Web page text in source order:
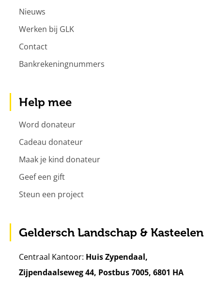
Nieuws
Werken bij GLK
Contact
Bankrekeningnummers
Help mee
Word donateur
Cadeau donateur
Maak je kind donateur
Geef een gift
Steun een project
Geldersch Landschap & Kasteelen
Centraal Kantoor: Huis Zypendaal,
Zijpendaalseweg 44, Postbus 7005, 6801 HA